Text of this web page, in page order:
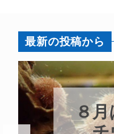
最新の投稿から